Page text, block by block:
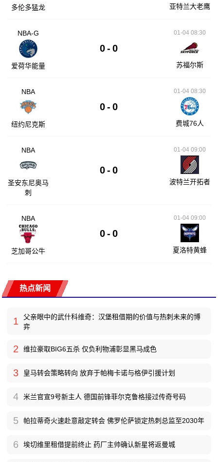
多伦多猛龙 亚特兰大老鹰
NBA-G
爱荷华能量
0 - 0
01-04 08:30
苏福尔斯
NBA
纽约尼克斯
0 - 0
01-04 08:30
费城76人
NBA
圣安东尼奥马
刺
0 - 0
01-04 09:00
波特兰开拓者
NBA
芝加哥公牛
0 - 0
01-04 09:00
夏洛特黄蜂
热点新闻
1
父亲眼中的武什科维奇：汉堡租借期的价值与热刺未来的博
弈
2 维拉豪取BIG6五杀 仅负利物浦彰显黑马成色
3 皇马转会策略转向 放弃于帕梅卡诺与格伊引援计划
4 米兰官宣9号新主人 德国前锋菲尔克鲁格接过传奇号码
5 帕拉蒂奇火速赴意敲定转会 佛罗伦萨锁定热刺总监至2030年
6 埃切维里租借提前终止 药厂主帅确认新星将返曼城